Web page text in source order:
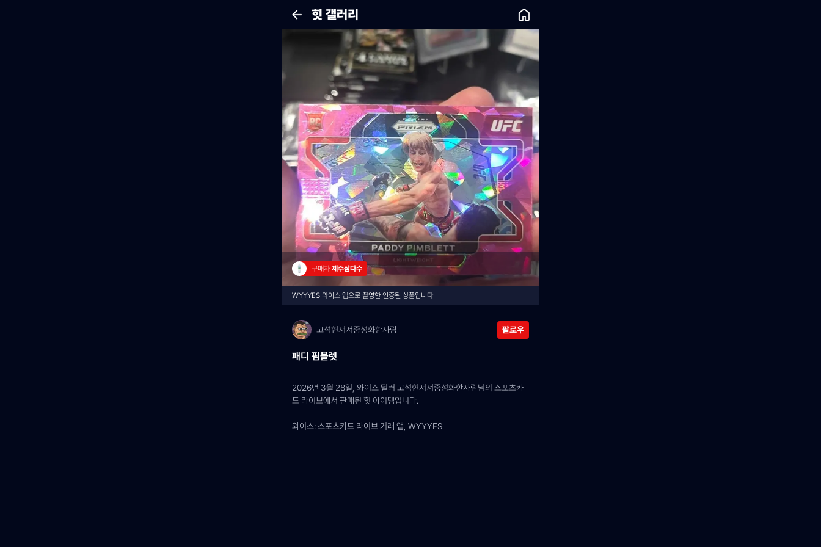
힛 갤러리
구매자 제주삼다수
WYYYES 와이스 앱으로 촬영한 인증된 상품입니다
고석현져서중성화한사람 팔로우
패디 핌블렛
2026년 3월 28일, 와이스 딜러 고석현져서중성화한사람님의 스포츠카
드 라이브에서 판매된 힛 아이템입니다.
와이스: 스포츠카드 라이브 거래 앱, WYYYES